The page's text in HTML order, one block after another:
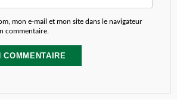
mon e-mail et mon site dans le navigateur
commentaire.